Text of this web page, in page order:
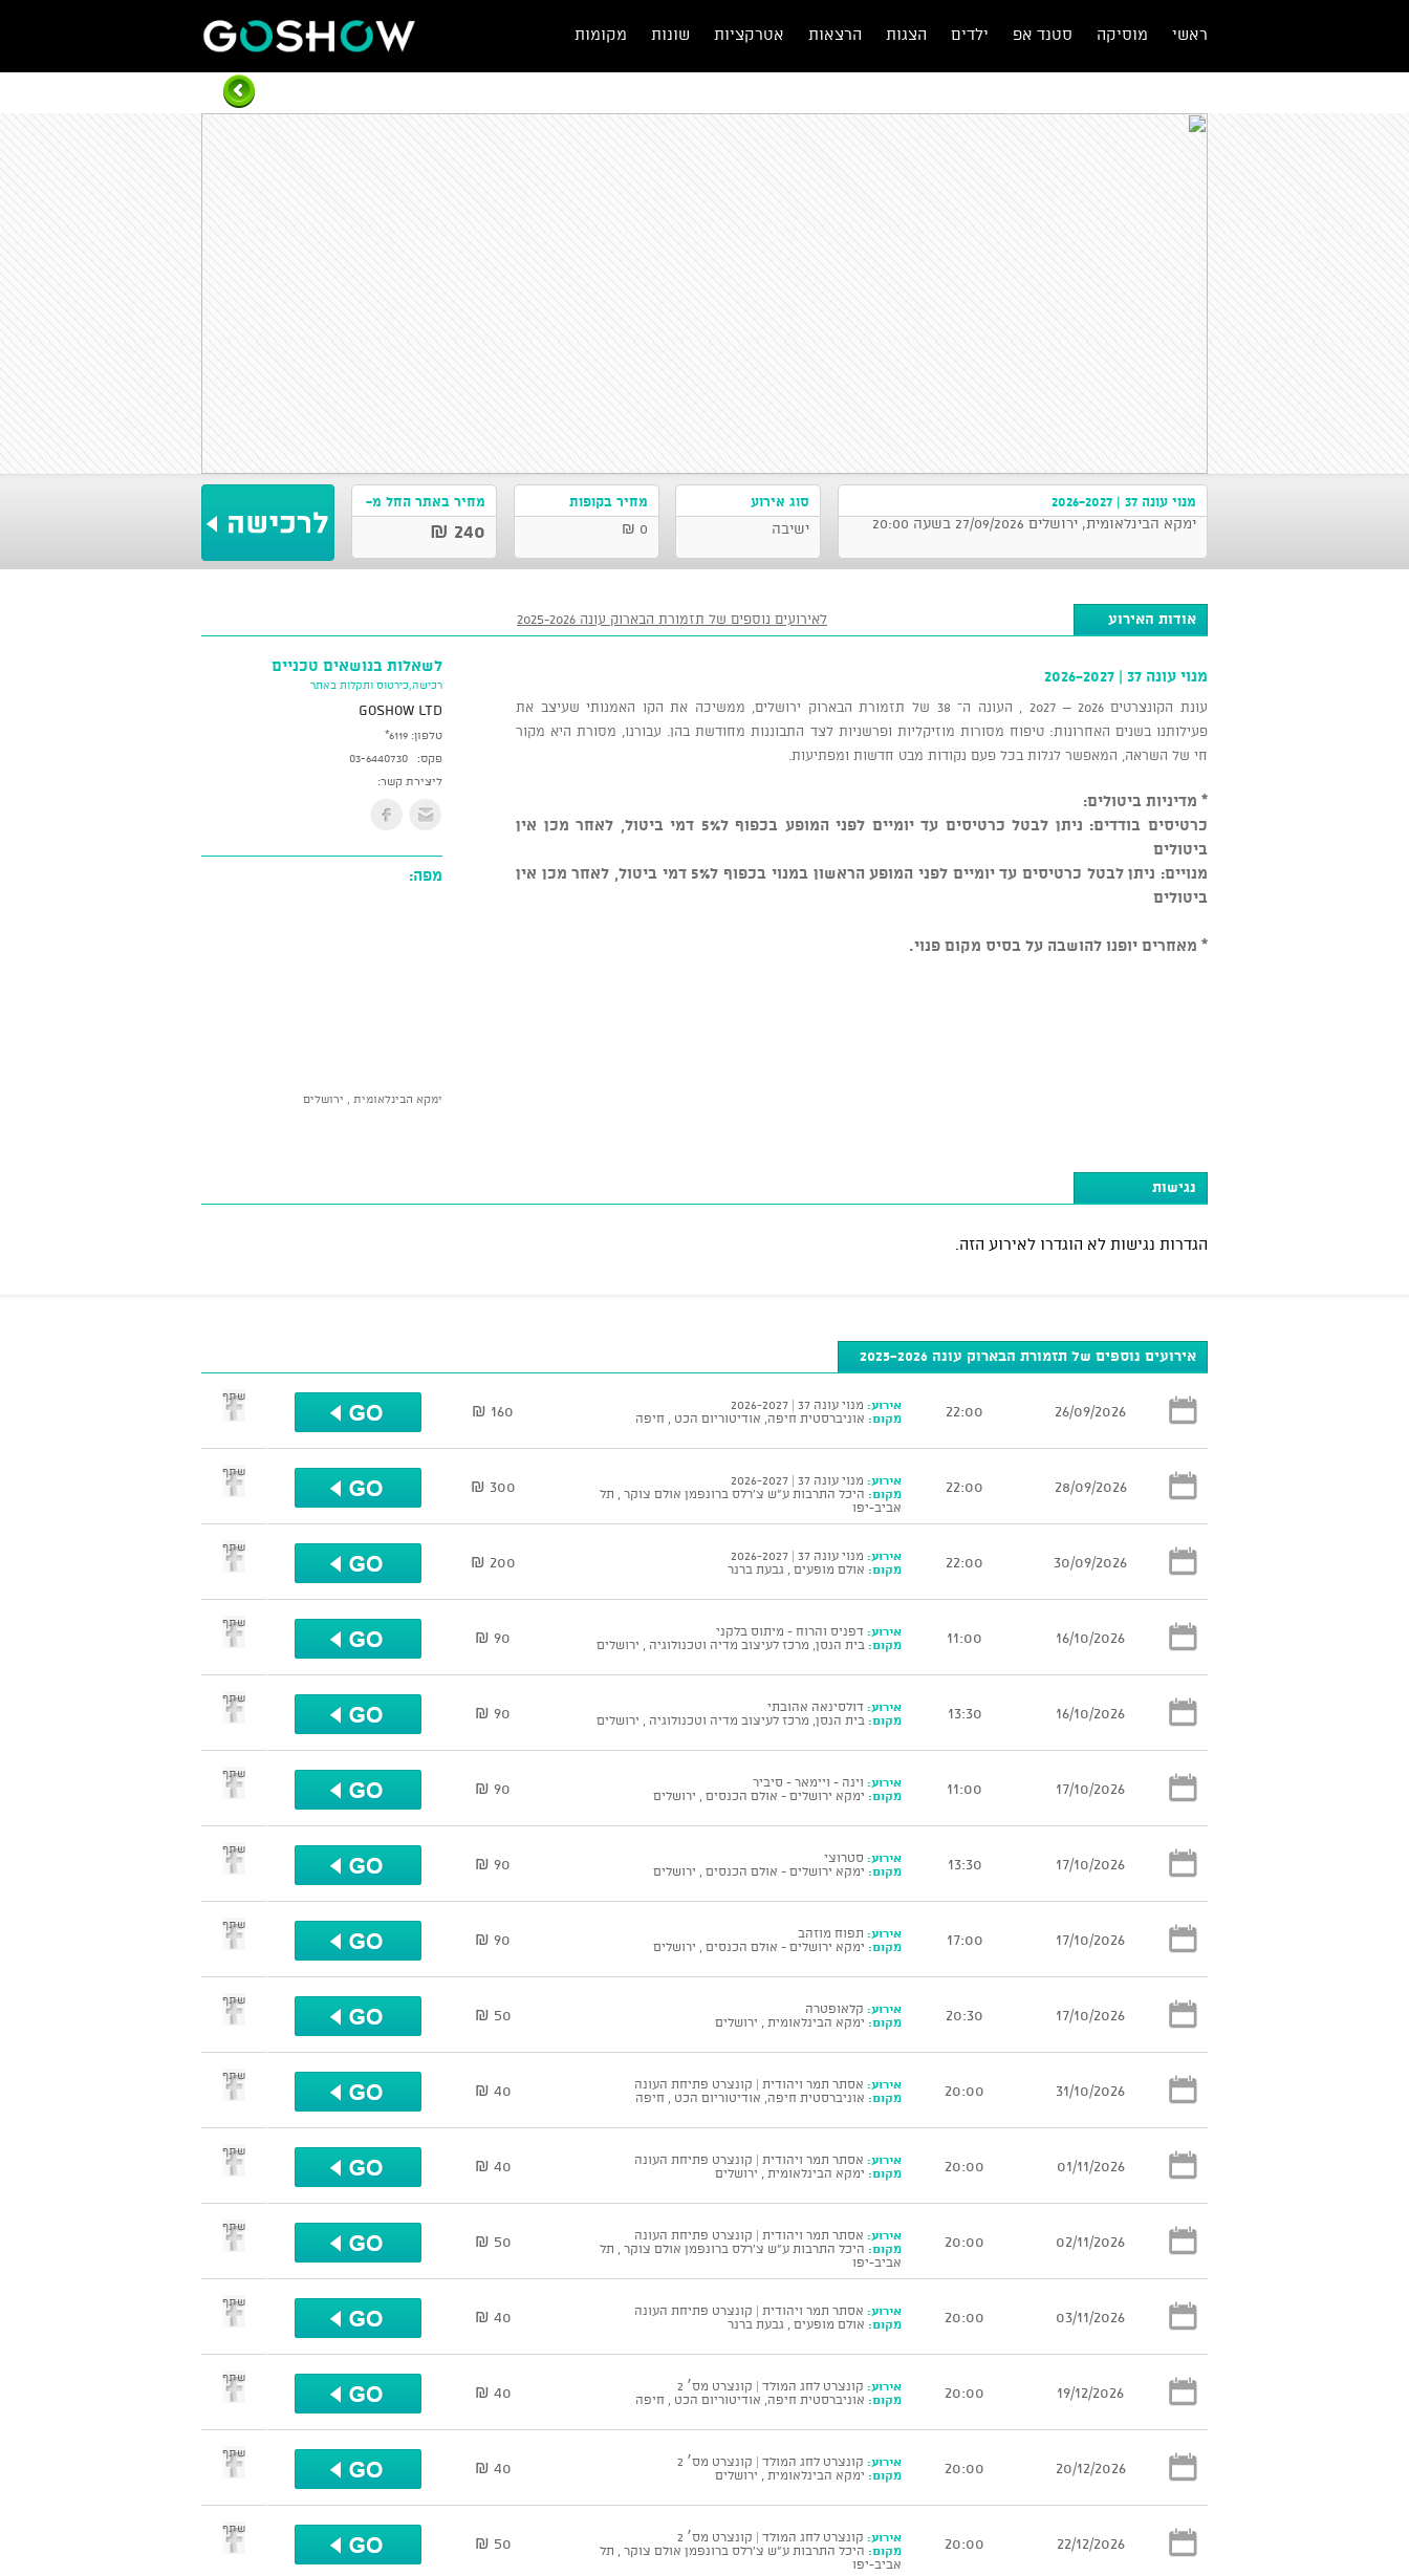
ראשי מוסיקה סטנד אפ ילדים הצגות הרצאות אטרקציות שונות מקומות
מנוי עונה 37 | 2026-2027
ימקא הבינלאומית, ירושלים 27/09/2026 בשעה 20:00
סוג אירוע
ישיבה
מחיר בקופות
0 ₪
מחיר באתר החל מ-
240 ₪
אודות האירוע לאירועים נוספים של תזמורת הבארוק עונה 2025-2026
מנוי עונה 37 | 2026-2027
עונת הקונצרטים 2026 – 2027 , העונה ה־ 38 של תזמורת הבארוק ירושלים, ממשיכה את הקו האמנותי שעיצב את
פעילותנו בשנים האחרונות: טיפוח מסורות מוזיקליות ופרשניות לצד התבוננות מחודשת בהן. עבורנו, מסורת היא מקור
חי של השראה, המאפשר לגלות בכל פעם נקודות מבט חדשות ומפתיעות.
* מדיניות ביטולים:
כרטיסים בודדים: ניתן לבטל כרטיסים עד יומיים לפני המופע בכפוף ל5% דמי ביטול, לאחר מכן אין
ביטולים
מנויים: ניתן לבטל כרטיסים עד יומיים לפני המופע הראשון במנוי בכפוף ל5% דמי ביטול, לאחר מכן אין
ביטולים
* מאחרים יופנו להושבה על בסיס מקום פנוי.
לשאלות בנושאים טכניים
רכישה,כירטוס ותקלות באתר
GoShow LTD
טלפון: *6119
פקס:
03-6440730
ליצירת קשר:
מפה:
ימקא הבינלאומית , ירושלים
נגישות
הגדרות נגישות לא הוגדרו לאירוע הזה.
אירועים נוספים של תזמורת הבארוק עונה 2025-2026
26/09/2026
22:00 אירוע: מנוי עונה 37 | 2026-2027
מקום: אוניברסטית חיפה, אודיטוריום הכט , חיפה 160 ₪
שתף
28/09/2026
22:00 אירוע: מנוי עונה 37 | 2026-2027
מקום: היכל התרבות ע"ש צ'רלס ברונפמן אולם צוקר , תל
אביב-יפו
300 ₪
שתף
30/09/2026
22:00 אירוע: מנוי עונה 37 | 2026-2027
מקום: אולם מופעים , גבעת ברנר 200 ₪
שתף
16/10/2026
11:00 אירוע: דפניס והרוח - מיתוס בלקני
מקום: בית הנסן, מרכז לעיצוב מדיה וטכנולוגיה , ירושלים 90 ₪
שתף
16/10/2026
13:30 אירוע: דולסינאה אהובתי
מקום: בית הנסן, מרכז לעיצוב מדיה וטכנולוגיה , ירושלים 90 ₪
שתף
17/10/2026
11:00 אירוע: וינה - ויימאר - סיביר
מקום: ימקא ירושלים - אולם הכנסים , ירושלים 90 ₪
שתף
17/10/2026
13:30 אירוע: סטרוצי
מקום: ימקא ירושלים - אולם הכנסים , ירושלים 90 ₪
שתף
17/10/2026
17:00 אירוע: תפוח מוזהב
מקום: ימקא ירושלים - אולם הכנסים , ירושלים 90 ₪
שתף
17/10/2026
20:30 אירוע: קלאופטרה
מקום: ימקא הבינלאומית , ירושלים 50 ₪
שתף
31/10/2026
20:00 אירוע: אסתר תמר ויהודית | קונצרט פתיחת העונה
מקום: אוניברסטית חיפה, אודיטוריום הכט , חיפה 40 ₪
שתף
01/11/2026
20:00 אירוע: אסתר תמר ויהודית | קונצרט פתיחת העונה
מקום: ימקא הבינלאומית , ירושלים 40 ₪
שתף
02/11/2026
20:00 אירוע: אסתר תמר ויהודית | קונצרט פתיחת העונה
מקום: היכל התרבות ע"ש צ'רלס ברונפמן אולם צוקר , תל
אביב-יפו
50 ₪
שתף
03/11/2026
20:00 אירוע: אסתר תמר ויהודית | קונצרט פתיחת העונה
מקום: אולם מופעים , גבעת ברנר 40 ₪
שתף
19/12/2026
20:00 אירוע: קונצרט לחג המולד | קונצרט מס׳ 2
מקום: אוניברסטית חיפה, אודיטוריום הכט , חיפה 40 ₪
שתף
20/12/2026
20:00 אירוע: קונצרט לחג המולד | קונצרט מס׳ 2
מקום: ימקא הבינלאומית , ירושלים 40 ₪
שתף
22/12/2026
20:00 אירוע: קונצרט לחג המולד | קונצרט מס׳ 2
מקום: היכל התרבות ע"ש צ'רלס ברונפמן אולם צוקר , תל
אביב-יפו
50 ₪
שתף